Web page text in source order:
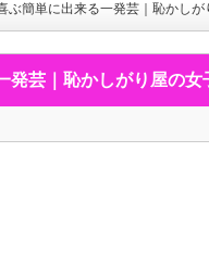
ぶ簡単に出来る一発芸｜恥かしが
芸｜恥かしがり屋の女